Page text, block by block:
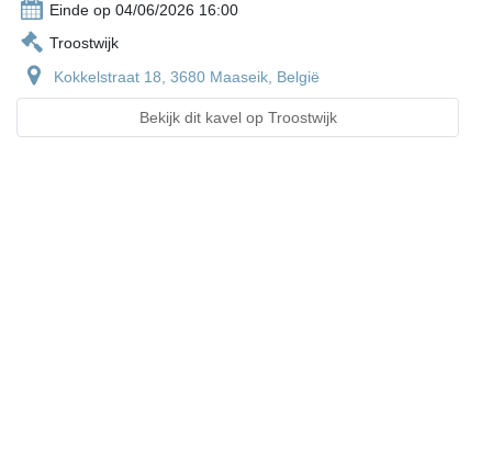
Einde op 04/06/2026 16:00
Troostwijk
Kokkelstraat 18, 3680 Maaseik, België
Bekijk dit kavel op Troostwijk